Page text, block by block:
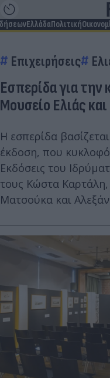
ΕλλάδαΠολιτική
Επιχειρήσεις
Εσπερίδα για την
Μουσείο Ελιάς
Η εσπερίδα
έκδοση, που
Εκδόσεις του
τους Κώστα
Ματσούκα και